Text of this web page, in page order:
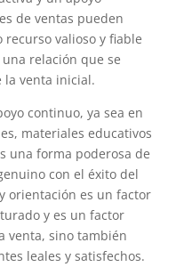
de ventas pueden
valioso y fiable
relación que se
la venta inicial.
continuo, ya sea en
materiales educativos
una forma poderosa de
con el éxito del
orientación es un factor
y es un factor
venta, sino también
leales y satisfechos.